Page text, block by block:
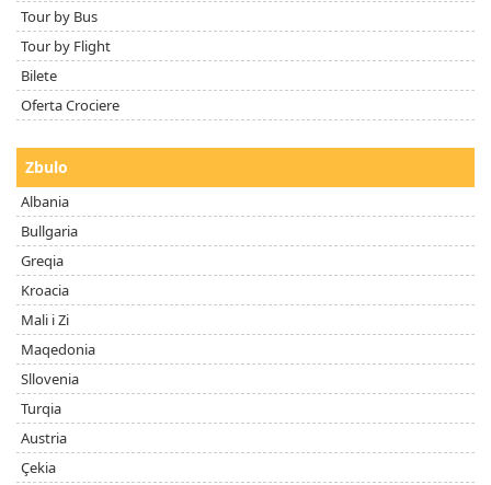
Tour by Bus
Tour by Flight
Bilete
Oferta Crociere
Zbulo
Albania
Bullgaria
Greqia
Kroacia
Mali i Zi
Maqedonia
Sllovenia
Turqia
Austria
Çekia